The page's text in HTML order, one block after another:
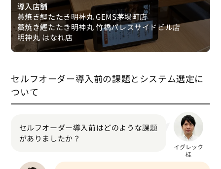
導入店舗
藁焼き鰹たたき明神丸 GEMS茅場町店
藁焼き鰹たたき明神丸 竹橋パレスサイドビル店
明神丸 はなれ店
セルフオーダー導入前の課題とシステム選定に
ついて
セルフオーダー導入前はどのような課題
がありましたか？